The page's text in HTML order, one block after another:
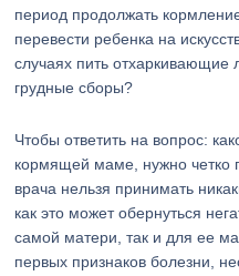
период продолжать
перевести ребенка на
случаях пить отхаркивающие
грудные сборы?
Чтобы ответить на вопрос:
кормящей маме, нужно четко
врача нельзя принимать
как это может обернуться
самой матери, так и для ее
первых признаков болезни,